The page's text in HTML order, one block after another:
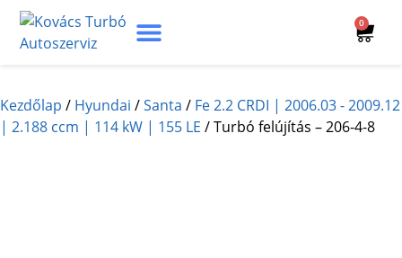
0
Kezdőlap / Hyundai /Santa / Fe 2.2 CRDI | 2006.03 - 2009.12
| 2.188 ccm | 114 kW | 155 LE / Turbó felújítás – 206-4-8